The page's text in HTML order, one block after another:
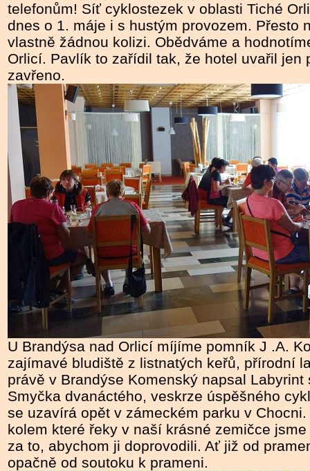
telefonům! Síť cyklostezek v oblasti Tiché
dnes o 1. máje i s hustým provozem. Přesto
vlastně žádnou kolizi. Obědváme a
Orlicí. Pavlík to zařídil tak, že hotel uvařil jen
zavřeno.
U Brandýsa nad Orlicí míjíme pomník J .A.
zajímavé bludiště z listnatých keřů, přírodní
právě v Brandýse Komenský napsal Labyrint
Smyčka dvanáctého, veskrze úspěšného
se uzavírá opět v zámeckém parku v
kolem které řeky v naší krásné zemičce
za to, abychom ji doprovodili. Ať již od
opačně od soutoku k prameni.